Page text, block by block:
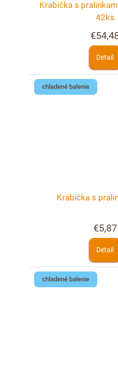
Krabička s
42ks
Detail
chladené balenie
Krabička s
€5,87
Detail
chladené balenie